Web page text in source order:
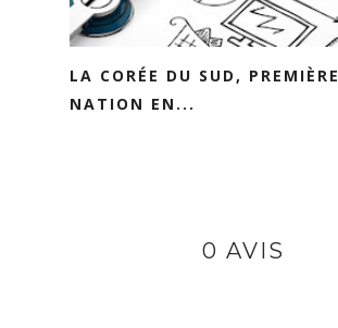
LA CORÉE DU SUD, PREMIÈRE
NATION EN...
0 AVIS